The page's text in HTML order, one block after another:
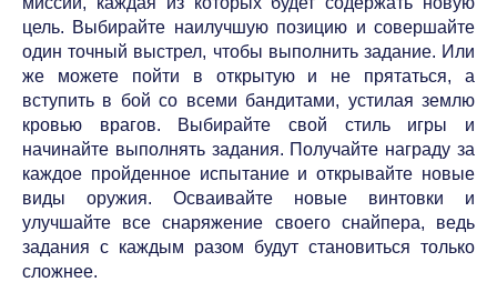
цель. Выбирайте наилучшую позицию и совершайте
один точный выстрел, чтобы выполнить задание. Или
же можете пойти в открытую и не прятаться, а
вступить в бой со всеми бандитами, устилая землю
кровью врагов. Выбирайте свой стиль игры и
начинайте выполнять задания. Получайте награду за
каждое пройденное испытание и открывайте новые
виды оружия. Осваивайте новые винтовки и
улучшайте все снаряжение своего снайпера, ведь
задания с каждым разом будут становиться только
сложнее.